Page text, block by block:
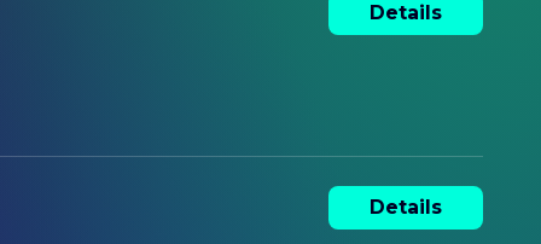
Details
Details